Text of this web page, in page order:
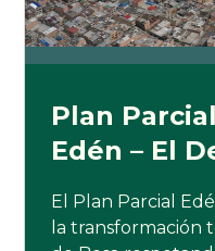
Plan
Edén – El
El Plan Parcial
la transformación